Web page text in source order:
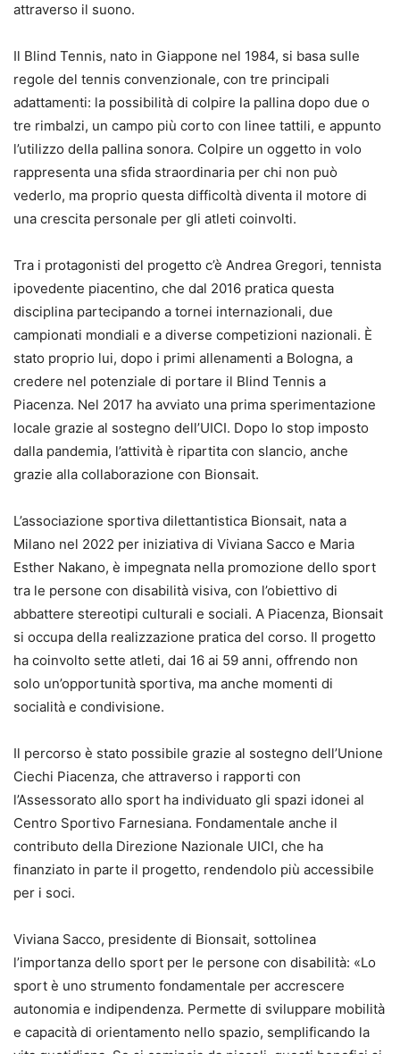
attraverso il suono.
Il Blind Tennis, nato in Giappone nel 1984, si basa sulle
regole del tennis convenzionale, con tre principali
adattamenti: la possibilità di colpire la pallina dopo due o
tre rimbalzi, un campo più corto con linee tattili, e appunto
l’utilizzo della pallina sonora. Colpire un oggetto in volo
rappresenta una sfida straordinaria per chi non può
vederlo, ma proprio questa difficoltà diventa il motore di
una crescita personale per gli atleti coinvolti.
Tra i protagonisti del progetto c’è Andrea Gregori, tennista
ipovedente piacentino, che dal 2016 pratica questa
disciplina partecipando a tornei internazionali, due
campionati mondiali e a diverse competizioni nazionali. È
stato proprio lui, dopo i primi allenamenti a Bologna, a
credere nel potenziale di portare il Blind Tennis a
Piacenza. Nel 2017 ha avviato una prima sperimentazione
locale grazie al sostegno dell’UICI. Dopo lo stop imposto
dalla pandemia, l’attività è ripartita con slancio, anche
grazie alla collaborazione con Bionsait.
L’associazione sportiva dilettantistica Bionsait, nata a
Milano nel 2022 per iniziativa di Viviana Sacco e Maria
Esther Nakano, è impegnata nella promozione dello sport
tra le persone con disabilità visiva, con l’obiettivo di
abbattere stereotipi culturali e sociali. A Piacenza, Bionsait
si occupa della realizzazione pratica del corso. Il progetto
ha coinvolto sette atleti, dai 16 ai 59 anni, offrendo non
solo un’opportunità sportiva, ma anche momenti di
socialità e condivisione.
Il percorso è stato possibile grazie al sostegno dell’Unione
Ciechi Piacenza, che attraverso i rapporti con
l’Assessorato allo sport ha individuato gli spazi idonei al
Centro Sportivo Farnesiana. Fondamentale anche il
contributo della Direzione Nazionale UICI, che ha
finanziato in parte il progetto, rendendolo più accessibile
per i soci.
Viviana Sacco, presidente di Bionsait, sottolinea
l’importanza dello sport per le persone con disabilità: «Lo
sport è uno strumento fondamentale per accrescere
autonomia e indipendenza. Permette di sviluppare mobilità
e capacità di orientamento nello spazio, semplificando la